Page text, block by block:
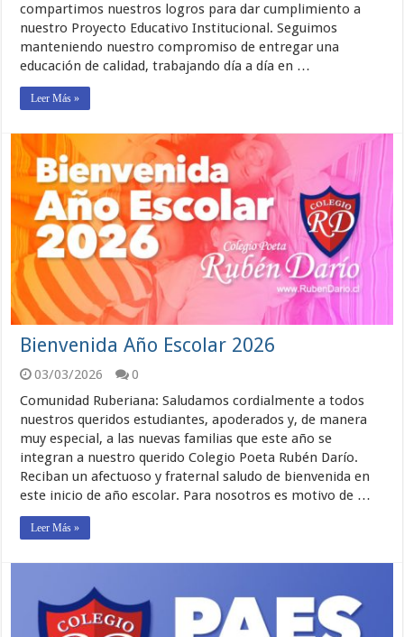
compartimos nuestros logros para dar cumplimiento a
nuestro Proyecto Educativo Institucional. Seguimos
manteniendo nuestro compromiso de entregar una
educación de calidad, trabajando día a día en …
Leer Más »
Bienvenida Año Escolar 2026
03/03/2026
0
Comunidad Ruberiana: Saludamos cordialmente a todos
nuestros queridos estudiantes, apoderados y, de manera
muy especial, a las nuevas familias que este año se
integran a nuestro querido Colegio Poeta Rubén Darío.
Reciban un afectuoso y fraternal saludo de bienvenida en
este inicio de año escolar. Para nosotros es motivo de …
Leer Más »